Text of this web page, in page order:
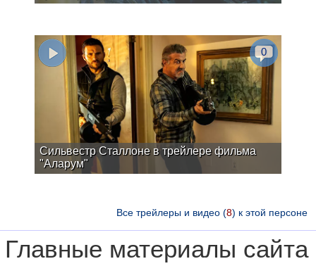
Сильвестр Сталлоне в трейлере фильма
"Аларум"
0
Все трейлеры и видео (8) к этой персоне
Главные материалы сайта